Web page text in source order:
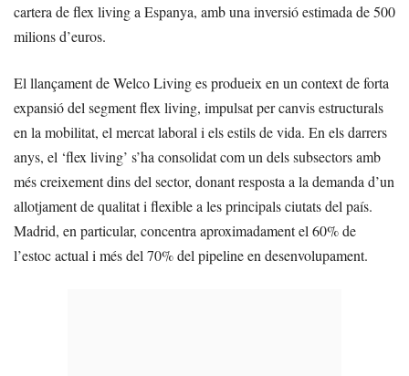
cartera de flex living a Espanya, amb una inversió estimada de 500
milions d’euros.
El llançament de Welco Living es produeix en un context de forta
expansió del segment flex living, impulsat per canvis estructurals
en la mobilitat, el mercat laboral i els estils de vida. En els darrers
anys, el ‘flex living’ s’ha consolidat com un dels subsectors amb
més creixement dins del sector, donant resposta a la demanda d’un
allotjament de qualitat i flexible a les principals ciutats del país.
Madrid, en particular, concentra aproximadament el 60% de
l’estoc actual i més del 70% del pipeline en desenvolupament.